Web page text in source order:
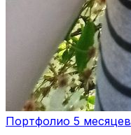
Портфолио 5 месяцев